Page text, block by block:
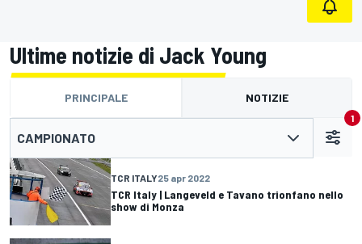
Ultime notizie di Jack Young
PRINCIPALE NOTIZIE
CAMPIONATO
1
TCR ITALY25 apr 2022
TCR Italy | Langeveld e Tavano trionfano nello
show di Monza